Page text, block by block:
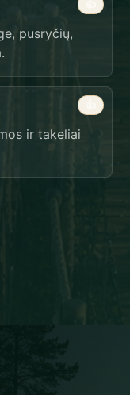
pusryčių,
ir takeliai